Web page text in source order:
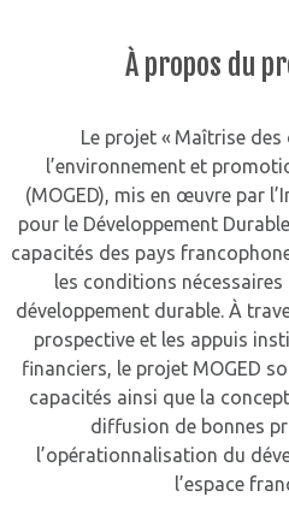
À propos du
Le projet « Maîtrise
l’environnement et
(MOGED), mis en œuvre par
pour le Développement
capacités des pays
les conditions
développement durable. À
prospective et les appuis
financiers, le projet MOGED
capacités ainsi que la
diffusion de bonnes
l’opérationnalisation du
l’espace